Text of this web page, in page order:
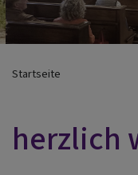
Startseite
herzlich